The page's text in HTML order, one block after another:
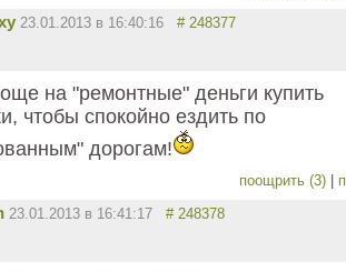
23.01.2013 в 16:40:16 # 248377
на "ремонтные" деньги купить
чтобы спокойно ездить по
дорогам!
поощрить (3)
23.01.2013 в 16:41:17 # 248378